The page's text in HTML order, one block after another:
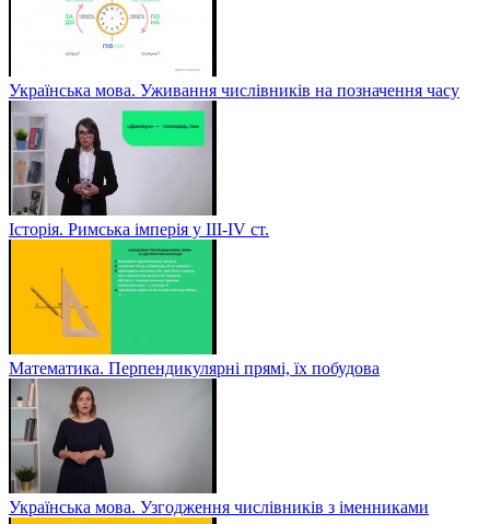
Українська мова. Уживання числівників на позначення часу
Історія. Римська імперія у III-ІV ст.
Математика. Перпендикулярні прямі, їх побудова
Українська мова. Узгодження числівників з іменниками